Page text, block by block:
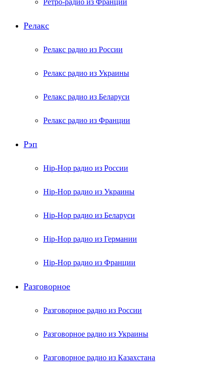
Ретро-радио из Франции
Релакс
Релакс радио из России
Релакс радио из Украины
Релакс радио из Беларуси
Релакс радио из Франции
Рэп
Hip-Hop радио из России
Hip-Hop радио из Украины
Hip-Hop радио из Беларуси
Hip-Hop радио из Германии
Hip-Hop радио из Франции
Разговорное
Разговорное радио из России
Разговорное радио из Украины
Разговорное радио из Казахстана